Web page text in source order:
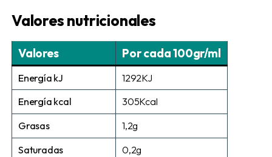
Valores nutricionales
Valores Por cada 100gr/ml
Energía kJ
1292KJ
Energía kcal
305Kcal
Grasas
1,2g
Saturadas
0,2g